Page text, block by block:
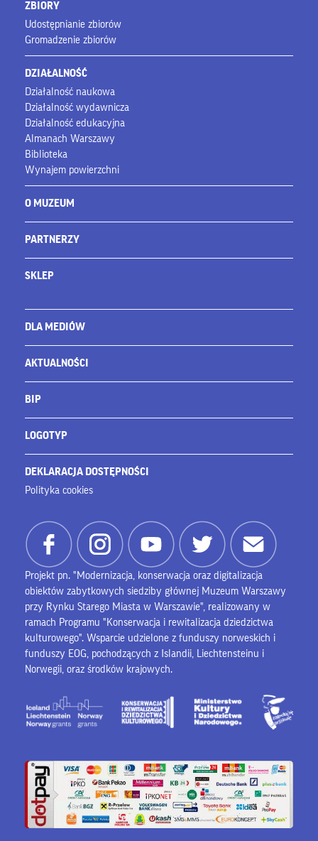
ZBIORY
Udostępnianie zbiorów
Gromadzenie zbiorów
DZIAŁALNOŚĆ
Działalność naukowa
Działalność wydawnicza
Działalność edukacyjna
Almanach Warszawy
Biblioteka
Wynajem powierzchni
O MUZEUM
PARTNERZY
SKLEP
DLA MEDIÓW
AKTUALNOŚCI
BIP
LOGOTYP
DEKLARACJA DOSTĘPNOŚCI
Polityka cookies
Projekt pn. "Modernizacja, konserwacja oraz digitalizacja
obiektów zabytkowych siedziby głównej Muzeum Warszawy
przy Rynku Starego Miasta w Warszawie", realizowany w
ramach Programu "Konserwacja i rewitalizacja dziedzictwa
kulturowego". Wsparcie udzielone z funduszy norweskich i
funduszy EOG, pochodzących z Islandii, Liechtensteinu i
Norwegii, oraz środków krajowych.